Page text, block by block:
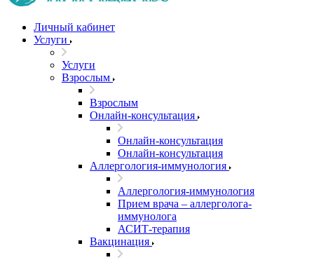
Личный кабинет
Услуги
Услуги
Взрослым
Взрослым
Онлайн-консультация
Онлайн-консультация
Онлайн-консультация
Аллергология-иммунология
Аллергология-иммунология
Прием врача – аллерголога-
иммунолога
АСИТ-терапия
Вакцинация